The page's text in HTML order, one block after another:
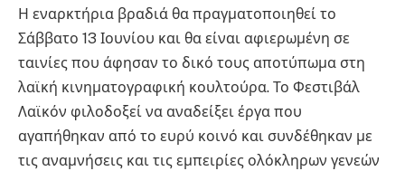
Η εναρκτήρια βραδιά θα πραγματοποιηθεί το
Σάββατο 13 Ιουνίου και θα είναι αφιερωμένη σε
ταινίες που άφησαν το δικό τους αποτύπωμα στη
λαϊκή κινηματογραφική κουλτούρα. Το Φεστιβάλ
Λαϊκόν φιλοδοξεί να αναδείξει έργα που
αγαπήθηκαν από το ευρύ κοινό και συνδέθηκαν με
τις αναμνήσεις και τις εμπειρίες ολόκληρων γενεών